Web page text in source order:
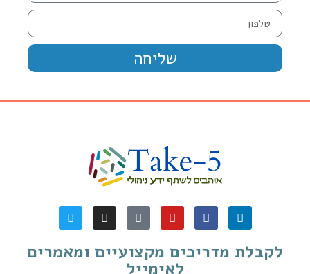
שליחה
לקבלת מדריכים מקצועיים ומאמרים
לאימייל